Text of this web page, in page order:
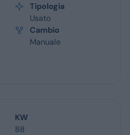
Tipologia
Usato
Cambio
Manuale
KW
88